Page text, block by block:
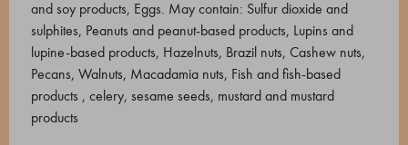
and soy products, Eggs. May contain: Sulfur dioxide and
sulphites, Peanuts and peanut-based products, Lupins and
lupine-based products, Hazelnuts, Brazil nuts, Cashew nuts,
Pecans, Walnuts, Macadamia nuts, Fish and fish-based
products , celery, sesame seeds, mustard and mustard
products